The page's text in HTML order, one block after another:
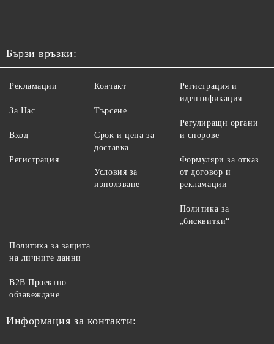
Бързи връзки:
Рекламации
За Нас
Вход
Регистрация
Контакт
Търсене
Срок и цена за
доставка
Условия за
използване
Регистрация и
идентификация
Регулиращи органи
и спорове
Формуляри за отказ
от договор и
рекламации
Политика за
„бисквитки“
Политика за защита
на личните данни
B2B Проектно
обзавеждане
Информация за контакти: